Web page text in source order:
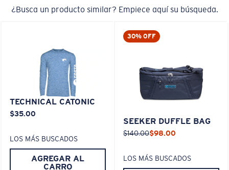
¿Busca un producto similar? Empiece aquí su búsqueda.
TECHNICAL CATONIC
$35.00
LOS MÁS BUSCADOS
AGREGAR AL
CARRO
30% OFF
SEEKER DUFFLE BAG
$140.00$98.00
LOS MÁS BUSCADOS